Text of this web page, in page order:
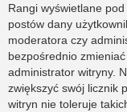
Rangi wyświetlane
postów dany
moderatora czy
bezpośrednio
administrator witryny.
zwiększyć swój licznik
witryn nie toleruje